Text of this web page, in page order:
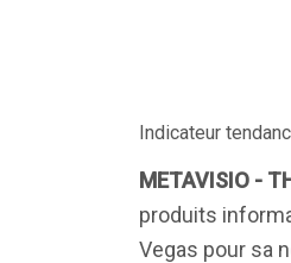
Indicateur
METAVISIO -
produits
Vegas pour sa